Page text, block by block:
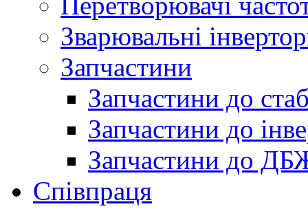
Зварювальні
Запчастини
Запчастини до
Запчастини до
Запчастини до
Співпраця